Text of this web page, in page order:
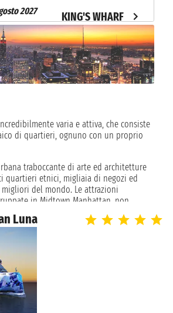
2027
KING'S WHARF
2027 NAVIGAZIONE
2027
NEW YORK
varia e attiva, che consiste
di quartieri, ognuno con un proprio
traboccante di arte ed architetture
quartieri etnici, migliaia di negozi ed
del mondo. Le attrazioni
in Midtown Manhattan, non
Hudson, scoprirete attrazioni
l'Empire State Building o la statua della
non dorme mai le cose da fare non
di Broadway e Times Square ai musei di
e vaste scelte culinarie.
Luna